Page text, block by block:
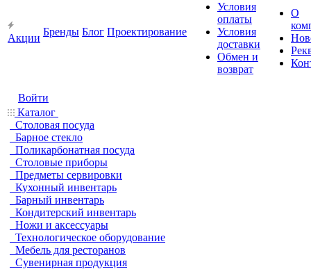
Акции
Бренды Блог Проектирование
Условия
оплаты
Условия
доставки
Обмен и
возврат
О
Войти
Каталог
Столовая посуда
Барное стекло
Поликарбонатная посуда
Столовые приборы
Предметы сервировки
Кухонный инвентарь
Барный инвентарь
Кондитерский инвентарь
Ножи и аксессуары
Технологическое оборудование
Мебель для ресторанов
Сувенирная продукция